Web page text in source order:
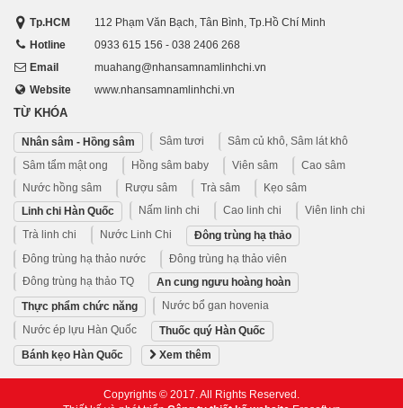
Tp.HCM
112 Phạm Văn Bạch, Tân Bình, Tp.Hồ Chí Minh
Hotline
0933 615 156 - 038 2406 268
Email
muahang@nhansamnamlinhchi.vn
Website
www.nhansamnamlinhchi.vn
TỪ KHÓA
Nhân sâm - Hồng sâm Sâm tươi
Sâm củ khô, Sâm lát khô
Sâm tẩm mật ong
Hồng sâm baby Viên sâm
Cao sâm
Nước hồng sâm
Rượu sâm Trà sâm
Kẹo sâm
Linh chi Hàn Quốc
Nấm linh chi Cao linh chi
Viên linh chi
Trà linh chi
Nước Linh Chi
Đông trùng hạ thảo
Đông trùng hạ thảo nước
Đông trùng hạ thảo viên
Đông trùng hạ thảo TQ
An cung ngưu hoàng hoàn
Thực phẩm chức năng
Nước bổ gan hovenia
Nước ép lựu Hàn Quốc
Thuốc quý Hàn Quốc
Bánh kẹo Hàn Quốc
Xem thêm
Copyrights © 2017. All Rights Reserved.